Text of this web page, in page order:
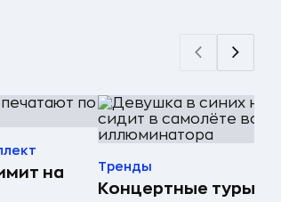
на
Тренды
Концертные туры